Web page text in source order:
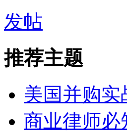
发帖
推荐主题
美国并购
商业律师必